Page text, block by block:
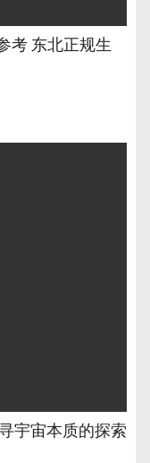
考 东北正规生
宇宙本质的探索